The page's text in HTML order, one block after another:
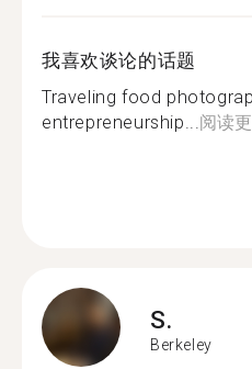
我喜欢谈论的话题
Traveling food
entrepreneurship...阅读
S.
Berkeley